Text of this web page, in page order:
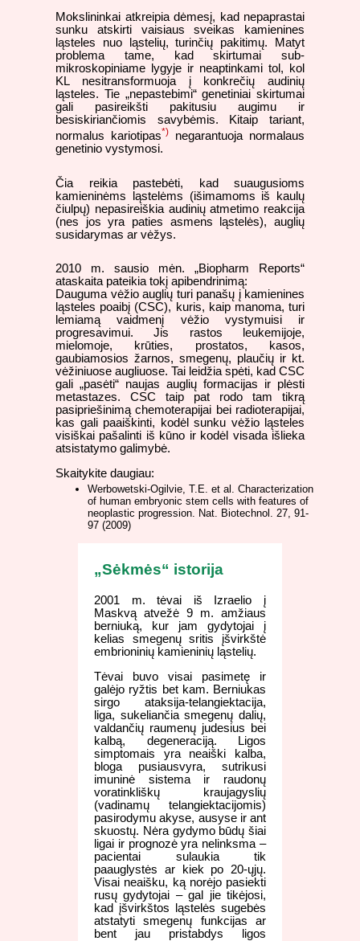
Mokslininkai atkreipia dėmesį, kad nepaprastai
sunku atskirti vaisiaus sveikas kamienines
ląsteles nuo ląstelių, turinčių pakitimų. Matyt
problema tame, kad skirtumai sub-
mikroskopiniame lygyje ir neaptinkami tol, kol
KL nesitransformuoja į konkrečių audinių
ląsteles. Tie „nepastebimi“ genetiniai skirtumai
gali pasireikšti pakitusiu augimu ir
besiskiriančiomis savybėmis. Kitaip tariant,
normalus kariotipas*) negarantuoja normalaus
genetinio vystymosi.
Čia reikia pastebėti, kad suaugusioms
kamieninėms ląstelėms (išimamoms iš kaulų
čiulpų) nepasireiškia audinių atmetimo reakcija
(nes jos yra paties asmens ląstelės), auglių
susidarymas ar vėžys.
2010 m. sausio mėn. „Biopharm Reports“
ataskaita pateikia tokį apibendrinimą:
Dauguma vėžio auglių turi panašų į kamienines
ląsteles poaibį (CSC), kuris, kaip manoma, turi
lemiamą vaidmenį vėžio vystymuisi ir
progresavimui. Jis rastos leukemijoje,
mielomoje, krūties, prostatos, kasos,
gaubiamosios žarnos, smegenų, plaučių ir kt.
vėžiniuose augliuose. Tai leidžia spėti, kad CSC
gali „pasėti“ naujas auglių formacijas ir plėsti
metastazes. CSC taip pat rodo tam tikrą
pasipriešinimą chemoterapijai bei radioterapijai,
kas gali paaiškinti, kodėl sunku vėžio ląsteles
visiškai pašalinti iš kūno ir kodėl visada išlieka
atsistatymo galimybė.
Skaitykite daugiau:
Werbowetski-Ogilvie, T.E. et al. Characterization
of human embryonic stem cells with features of
neoplastic progression. Nat. Biotechnol. 27, 91-
97 (2009)
„Sėkmės“ istorija
2001 m. tėvai iš Izraelio į
Maskvą atvežė 9 m. amžiaus
berniuką, kur jam gydytojai į
kelias smegenų sritis įšvirkštė
embrioninių kamieninių ląstelių.
Tėvai buvo visai pasimetę ir
galėjo ryžtis bet kam. Berniukas
sirgo ataksija-telangiektacija,
liga, sukeliančia smegenų dalių,
valdančių raumenų judesius bei
kalbą, degeneraciją. Ligos
simptomais yra neaiški kalba,
bloga pusiausvyra, sutrikusi
imuninė sistema ir raudonų
voratinkliškų kraujagyslių
(vadinamų telangiektacijomis)
pasirodymu akyse, ausyse ir ant
skuostų. Nėra gydymo būdų šiai
ligai ir prognozė yra nelinksma –
pacientai sulaukia tik
paauglystės ar kiek po 20-ųjų.
Visai neaišku, ką norėjo pasiekti
rusų gydytojai – gal jie tikėjosi,
kad įšvirkštos ląstelės sugebės
atstatyti smegenų funkcijas ar
bent jau pristabdys ligos